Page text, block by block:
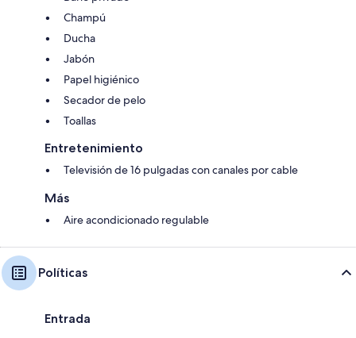
Champú
Ducha
Jabón
Papel higiénico
Secador de pelo
Toallas
Entretenimiento
Televisión de 16 pulgadas con canales por cable
Más
Aire acondicionado regulable
Políticas
Entrada